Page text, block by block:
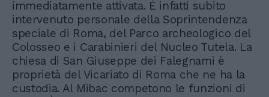
immediatamente attivata. È infatti subito
intervenuto personale della Soprintendenza
speciale di Roma, del Parco archeologico del
Colosseo e i Carabinieri del Nucleo Tutela. La
chiesa di San Giuseppe dei Falegnami è
proprietà del Vicariato di Roma che ne ha la
custodia. Al Mibac competono le funzioni di